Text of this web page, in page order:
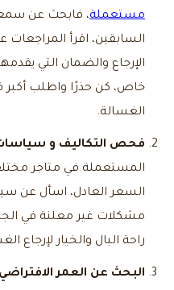
مستعملة، فابحث عن
السابقين، اقرأ
الإرجاع والضمان التي
خاص، كن حذرًا واطلب
الغسالة.
فحص التكاليف و سياسات
المستعملة في متاجر
السعر العادل، اسأل عن
مشكلات غير معلنة في
راحة البال والخيار لإرجاع
البحث عن العمر